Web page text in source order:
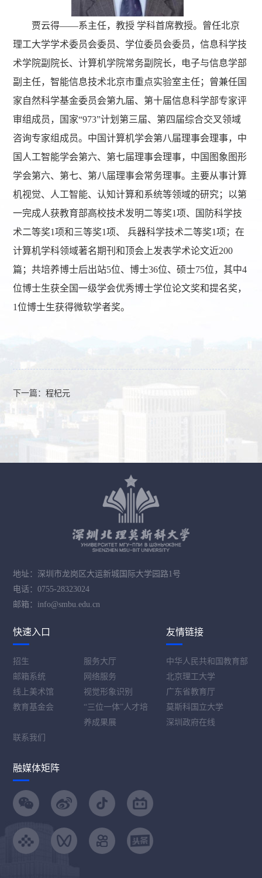
贾云得——系主任，教授 学科首席教授。曾任北京
理工大学学术委员会委员、学位委员会委员，信息科学技
术学院副院长、计算机学院常务副院长，电子与信息学部
副主任，智能信息技术北京市重点实验室主任；曾兼任国
家自然科学基金委员会第九届、第十届信息科学部专家评
审组成员，国家“973”计划第三届、第四届综合交叉领域
咨询专家组成员。中国计算机学会第八届理事会理事，中
国人工智能学会第六、第七届理事会理事，中国图象图形
学会第六、第七、第八届理事会常务理事。主要从事计算
机视觉、人工智能、认知计算和系统等领域的研究；以第
一完成人获教育部高校技术发明二等奖1项、国防科学技
术二等奖1项和三等奖1项、 兵器科学技术二等奖1项；在
计算机学科领域著名期刊和顶会上发表学术论文近200
篇；共培养博士后出站5位、博士36位、硕士75位，其中4
位博士生获全国一级学会优秀博士学位论文奖和提名奖，
1位博士生获得微软学者奖。
下一篇：程杞元
地址：深圳市龙岗区大运新城国际大学园路1号
电话：0755-28323024
邮箱：info@smbu.edu.cn
快速入口
招生
服务大厅
邮箱系统
网络服务
线上美术馆
视觉形象识别
教育基金会
“三位一体”人才培
养成果展
联系我们
友情链接
中华人民共和国教育部
北京理工大学
广东省教育厅
莫斯科国立大学
深圳政府在线
融媒体矩阵